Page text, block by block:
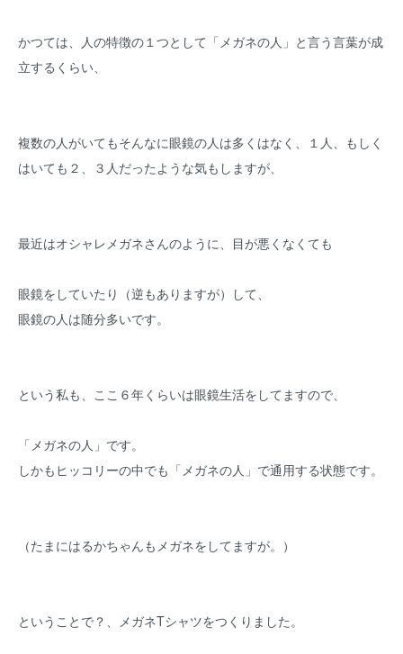
かつては、人の特徴の１つとして「メガネの人」と言う言葉が成
立するくらい、
複数の人がいてもそんなに眼鏡の人は多くはなく、１人、もしく
はいても２、３人だったような気もしますが、
最近はオシャレメガネさんのように、目が悪くなくても
眼鏡をしていたり（逆もありますが）して、
眼鏡の人は随分多いです。
という私も、ここ６年くらいは眼鏡生活をしてますので、
「メガネの人」です。
しかもヒッコリーの中でも「メガネの人」で通用する状態です。
（たまにはるかちゃんもメガネをしてますが。）
ということで？、メガネTシャツをつくりました。